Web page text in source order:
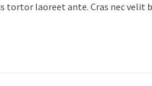
tortor laoreet ante. Cras nec velit